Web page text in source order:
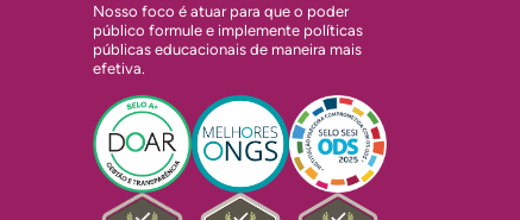
Nosso foco é atuar para que o poder
público formule e implemente políticas
públicas educacionais de maneira mais
efetiva.